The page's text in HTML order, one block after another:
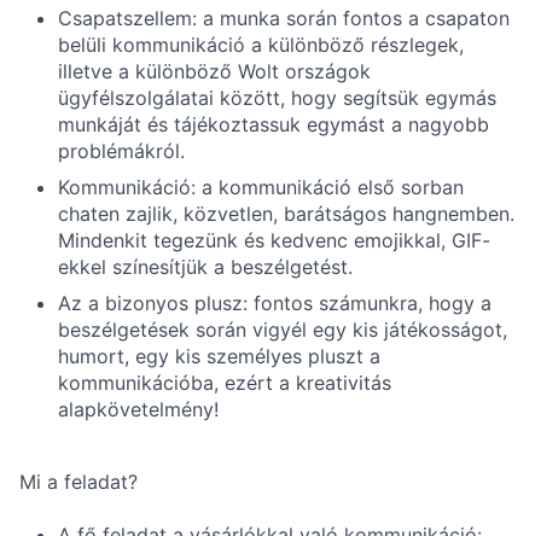
Csapatszellem: a munka során fontos a csapaton
belüli kommunikáció a különböző részlegek,
illetve a különböző Wolt országok
ügyfélszolgálatai között, hogy segítsük egymás
munkáját és tájékoztassuk egymást a nagyobb
problémákról.
Kommunikáció: a kommunikáció első sorban
chaten zajlik, közvetlen, barátságos hangnemben.
Mindenkit tegezünk és kedvenc emojikkal, GIF-
ekkel színesítjük a beszélgetést.
Az a bizonyos plusz: fontos számunkra, hogy a
beszélgetések során vigyél egy kis játékosságot,
humort, egy kis személyes pluszt a
kommunikációba, ezért a kreativitás
alapkövetelmény!
Mi a feladat?